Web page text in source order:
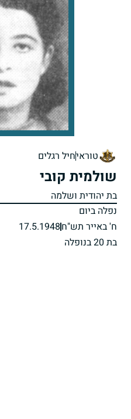
טוראיחיל רגלים
שולמית קובי
בת יהודית ושלמה
נפלה ביום
ח' באייר תש"ח17.5.1948
בת 20 בנופלה